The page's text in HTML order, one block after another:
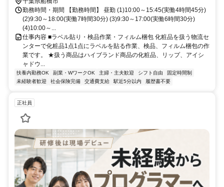
勤務時間・期間 【勤務時間】 昼勤 (1)10:00～15:45(実働4時間45分)
(2)9:30～18:00(実働7時間30分) (3)9:30～17:00(実働6時間30分)
(4)10:00～...
仕事内容 ■ラベル貼り・検品作業・フィルム梱包 化粧品を扱う物流セ
ンターで化粧品1点1点にラベルを貼る作業、検品、フィルム梱包の作
業です。 ★扱う商品はハイブランド商品の化粧品、リップ、アイシ
ャドウ...
扶養内勤務OK 副業・WワークOK 主婦・主夫歓迎 シフト自由
固定時間制
未経験者歓迎
社会保険完備 交通費支給 駅近5分以内 履歴書不要
正社員